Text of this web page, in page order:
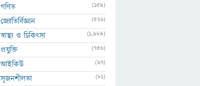
গণিত (159)
জ্যোতির্বিজ্ঞান (526)
স্বাস্থ্য ও চিকিৎসা (1,989)
প্রযুক্তি (736)
আইকিউ (67)
সৃজনশীলতা (81)